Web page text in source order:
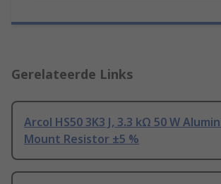
Gerelateerde Links
Arcol HS50 3K3 J, 3.3 kΩ 50 W
Mount Resistor ±5 %